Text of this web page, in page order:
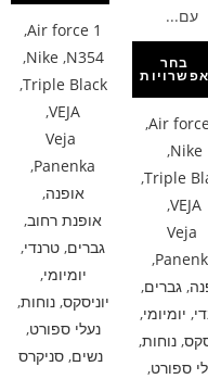
עם...
בחר
אפשרויות
Air
,
Nike
,
Triple
,
VEJA
,
Veja
,
,גברים,
, יומיומי,
,נוחות,
ספורט,
Air force 1
,
N354
,
Nike
,
Triple Black
,
VEJA
,
Veja
Panenka
,
אופנה,
אופנת רחוב,
גברים, טרנדי,
יומיומי,
יוניסקס,נוחות,
נעלי ספורט,
נשים, סניקרס